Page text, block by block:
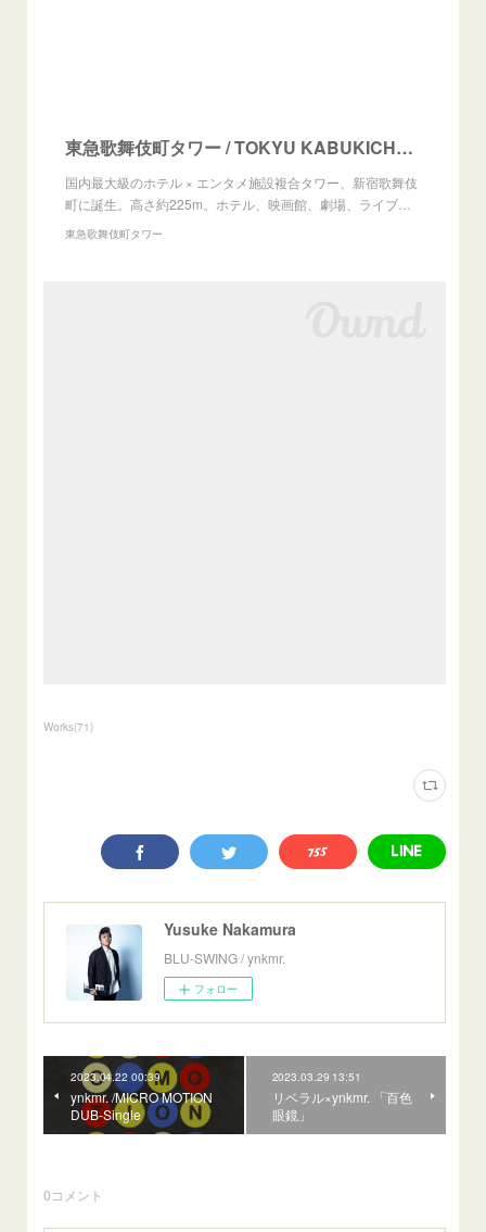
東急歌舞伎町タワー / TOKYU KABUKICHO TOWER
国内最大級のホテル × エンタメ施設複合タワー、新宿歌舞伎
町に誕生。高さ約225m。ホテル、映画館、劇場、ライブ…
東急歌舞伎町タワー
Works(71)
Yusuke Nakamura
BLU-SWING / ynkmr.
フォロー
2023.04.22 00:39
ynkmr. /MICRO MOTION
DUB-Single
2023.03.29 13:51
リベラル×ynkmr. 「百色
眼鏡」
0コメント